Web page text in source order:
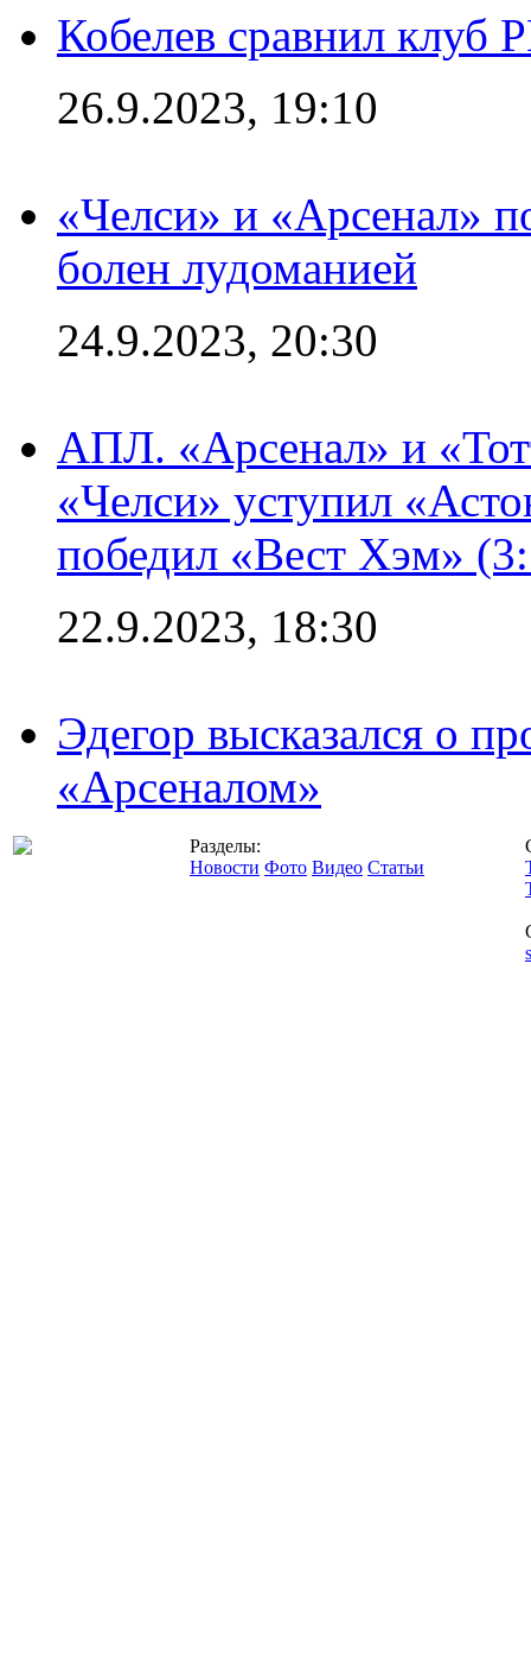
Кобелев сравнил клуб
26.9.2023, 19:10
«Челси» и «Арсенал»
болен лудоманией
24.9.2023, 20:30
АПЛ. «Арсенал» и
«Челси» уступил
победил «Вест Хэм»
22.9.2023, 18:30
Эдегор высказался о
«Арсеналом»
Разделы:
Новости Фото Видео Статьи